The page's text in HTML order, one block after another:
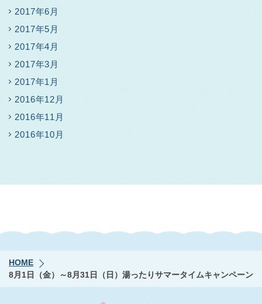
2017年6月
2017年5月
2017年4月
2017年3月
2017年1月
2016年12月
2016年11月
2016年10月
HOME
8月1日（金）～8月31日（日）湯ったりサマータイムキャンペーン